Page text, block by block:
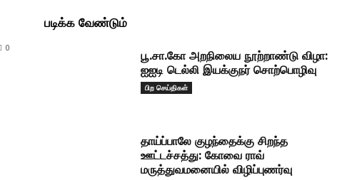
0
படிக்க வேண்டும்
பூ.சா.கோ அறநிலைய நூற்றாண்டு விழா:
ஐஐடி டெல்லி இயக்குநர் சொற்பொழிவு
பிற செய்திகள்
தாய்ப்பாலே குழந்தைக்கு சிறந்த
ஊட்டச்சத்து: கோவை ராவ்
மருத்துவமனையில் விழிப்புணர்வு